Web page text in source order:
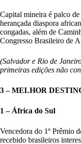
Capital mineira é palco
herançada diaspora
congadas, além de
Congresso Brasileiro de
(Salvador e Rio de
primeiras edições não
3 – MELHOR
1 – África do Sul
Vencedora do 1º Prêmio
recebido brasileiros